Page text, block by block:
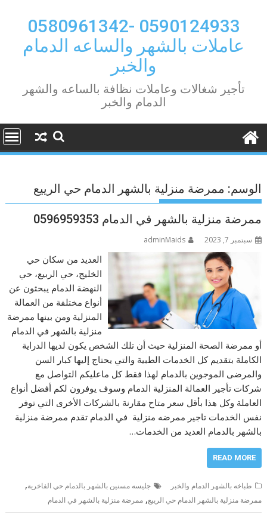
content
0590124933 -0580961342
عاملات بالشهر والساعه الدمام
والخبر
تأجير شغالات وعاملات نظافة بالساعه والشهر
الدمام والخبر
الوسم: ممرضة منزلية بالشهر الدمام حي الرييع
ممرضة منزلية بالشهر في الدمام 0596959353
سبتمبر 7, 2023 adminMaids
العديد من سكان حي
الخليج، حي الربيع، حي
النهضة الدمام يبحثون عن
أنواع مختلفة من العمالة
المنزلية ومن بينها ممرضة
منزلية بالشهر في الدمام
أو ممرضة الصحة المنزلية حيث أن تلك الشخص يكون لديها الدراية
الكاملة بتقديم كل الخدمات الطبية والتي يحتاج إليها كبار السن
والمرضى الموجوين بالدمام لهذا فقط كل ماعليكم التواصل مع
شركات تأجير العمالة المنزلية الدمام وسوف يوفرون لكم أفضل أنواع
العاملة وكل هذا بأقل سعر متاح مقارنة بالشركات الأخرى التي توفر
نفس الخدمات تاجير ممرضه منزلية في الدمام تقدم ممرضة منزلية
بالشهر بالدمام العديد من الخدمات…
READ MORE
طباخه بالشهر الدمام والخبر جليسه مسنين بالشهر بالدمام حي الفاخرية,
ممرضة منزلية بالشهر الدمام حي الرييع,ممرضة منزلية بالشهر في الدمام